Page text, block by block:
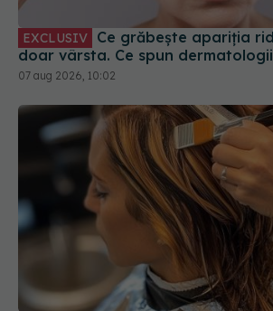
EXCLUSIV
doar vârsta. Ce spun dermatologii
07 aug 2026, 10:02